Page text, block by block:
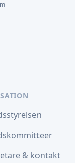
& kontakt